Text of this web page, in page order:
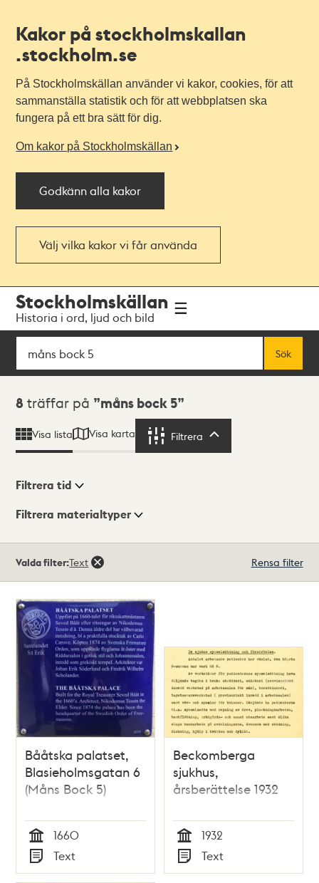
Kakor på stockholmskallan
.stockholm.se
På Stockholmskällan använder vi kakor, cookies, för att
sammanställa statistik och för att webbplatsen ska
fungera på ett bra sätt för dig.
Om kakor på Stockholmskällan
Godkänn alla kakor
Välj vilka kakor vi får använda
navigationen
huvudinnehållet
Stockholmskällan
Historia i ord, ljud och bild
Sök
Sök
Sökresultat
8 träffar på måns bock 5
Visa lista Visa karta Filtrera
Visningsläge
Filtrera tid
Filtrera materialtyper
träffar
Valda filter:Text Rensa filter
Bååtska palatset,
Blasieholmsgatan 6
(Måns Bock 5)
Tid
1660
Typ
Text
Beckomberga
sjukhus,
årsberättelse 1932
Tid
1932
Typ
Text